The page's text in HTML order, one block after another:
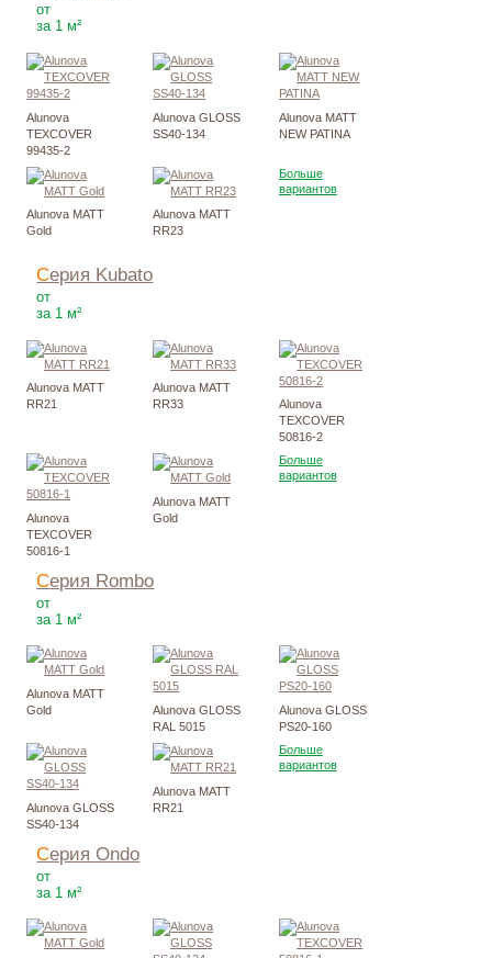
от
за 1 м²
Alunova
TEXCOVER
99435-2
Alunova GLOSS
SS40-134
Alunova MATT
NEW PATINA
Alunova MATT
Gold
Alunova MATT
RR23
Больше
вариантов
Серия Kubato
от
за 1 м²
Alunova MATT
RR21
Alunova MATT
RR33
Alunova
TEXCOVER
50816-2
Alunova
TEXCOVER
50816-1
Alunova MATT
Gold
Больше
вариантов
Серия Rombo
от
за 1 м²
Alunova MATT
Gold
Alunova GLOSS
RAL 5015
Alunova GLOSS
PS20-160
Alunova GLOSS
SS40-134
Alunova MATT
RR21
Больше
вариантов
Серия Ondo
от
за 1 м²